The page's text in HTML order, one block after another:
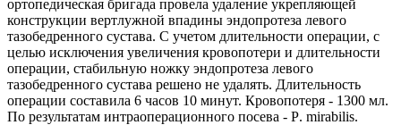
орто­педическая бригада провела удаление укрепляющей
конструкции вертлужной впадины эндопротеза левого
тазобедренного сустава. С учетом длительности опе­рации, с
целью исключения увеличения кровопотери и длительности
операции, стабильную ножку эндопро­теза левого
тазобедренного сустава решено не удалять. Длительность
операции составила 6 часов 10 минут. Кровопотеря - 1300 мл.
По результатам интраопераци­онного посева - P. mirabilis.